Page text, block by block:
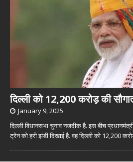
दिल्ली को 12,200 करोड़ की
January 9, 2025
दिल्ली विधानसभा चुनाव नजदीक है. इस बीच
ट्रेन को हरी झंडी दिखाई है. वह दिल्ली को 12,200